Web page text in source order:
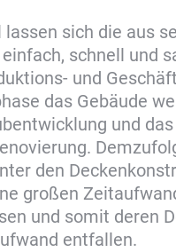
lassen sich die aus
schnell und
und
das Gebäude
und
den
großen
und somit deren
entfallen.